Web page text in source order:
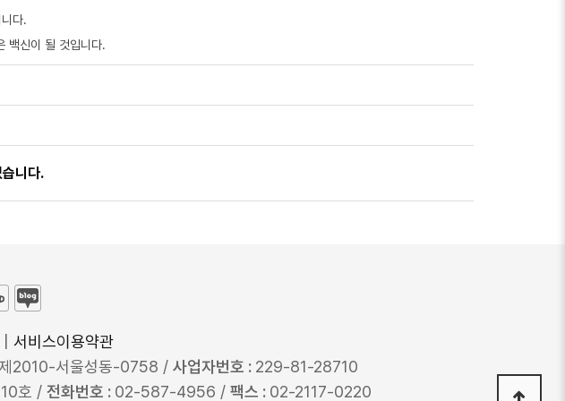
다.
백신이 될 것입니다.
니다.
서비스이용약관
2010-서울성동-0758 / 사업자번호 : 229-81-28710
호 / 전화번호 : 02-587-4956 / 팩스 : 02-2117-0220